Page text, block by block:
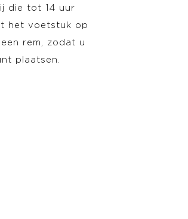
die tot 14 uur
het voetstuk op
rem, zodat u
plaatsen.